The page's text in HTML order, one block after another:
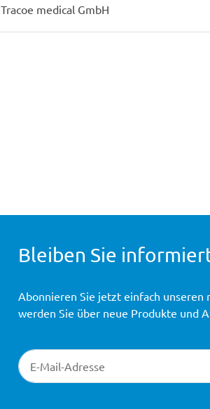
Tracoe medical GmbH
Bleiben Sie
Newsletter-Registrierung
Abonnieren Sie jetzt einfach
werden Sie über neue Produkte und